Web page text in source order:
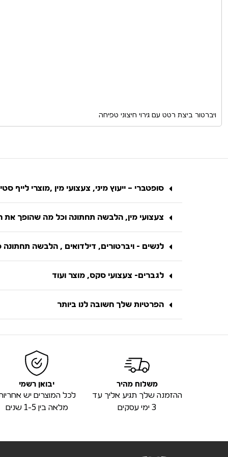
ויברטור ביצת רטט עם גירוי חיצוני טפיחה
סופטברי – ייעוץ מיני, צעצועי מין ,מוצרי לייף
צעצועי מין, הלבשה תחתונה וכל מה שהופך את
לנשים - ויברטורים, דילדואים , הלבשה תחתונה
לגברים- צעצועי סקס, מוצר ועוד
הפרטיות שלך חשובה לנו ביותר
משלוח מהיר
ההזמנה שלך תגיע אליך עד
3 ימי עסקים
יבואן רשמי
לכל המוצרים יש
מלאה בין 1-5 שנים